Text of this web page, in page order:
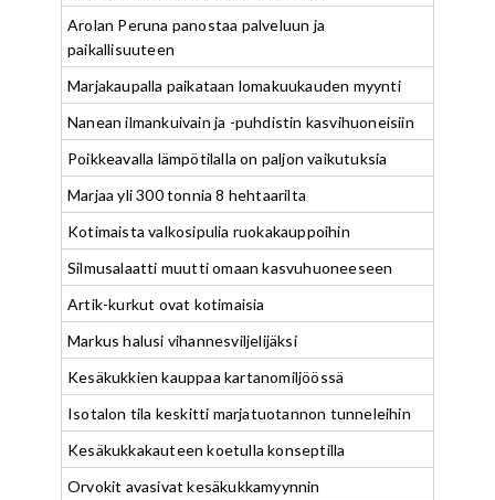
Arolan Peruna panostaa palveluun ja
paikallisuuteen
Marjakaupalla paikataan lomakuukauden myynti
Nanean ilmankuivain ja -puhdistin kasvihuoneisiin
Poikkeavalla lämpötilalla on paljon vaikutuksia
Marjaa yli 300 tonnia 8 hehtaarilta
Kotimaista valkosipulia ruokakauppoihin
Silmusalaatti muutti omaan kasvuhuoneeseen
Artik-kurkut ovat kotimaisia
Markus halusi vihannesviljelijäksi
Kesäkukkien kauppaa kartanomiljöössä
Isotalon tila keskitti marjatuotannon tunneleihin
Kesäkukkakauteen koetulla konseptilla
Orvokit avasivat kesäkukkamyynnin